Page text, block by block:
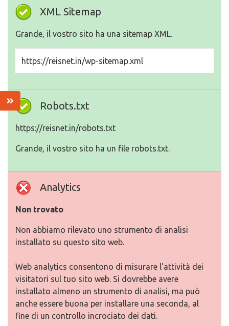
XML Sitemap
Grande, il vostro sito ha una sitemap XML.
https://reisnet.in/wp-sitemap.xml
Robots.txt
https://reisnet.in/robots.txt
Grande, il vostro sito ha un file robots.txt.
Analytics
Non trovato
Non abbiamo rilevato uno strumento di analisi
installato su questo sito web.
Web analytics consentono di misurare l'attività dei
visitatori sul tuo sito web. Si dovrebbe avere
installato almeno un strumento di analisi, ma può
anche essere buona per installare una seconda, al
fine di un controllo incrociato dei dati.